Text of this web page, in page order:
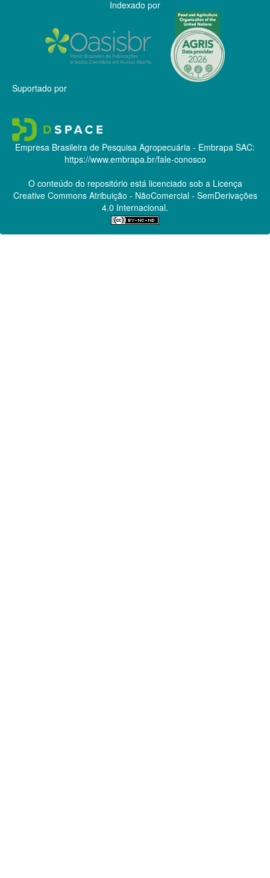
Indexado por
Suportado por
Empresa Brasileira de Pesquisa Agropecuária - Embrapa SAC:
https://www.embrapa.br/fale-conosco
O conteúdo do repositório está licenciado sob a Licença
Creative CommonsAtribuição - NãoComercial - SemDerivações
4.0 Internacional.